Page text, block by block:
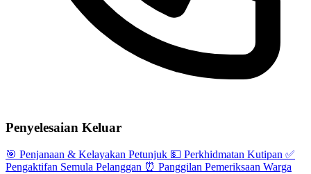
Penyelesaian Keluar
🎯 Penjanaan & Kelayakan Petunjuk 💵 Perkhidmatan Kutipan ✅
Pengaktifan Semula Pelanggan ⏰ Panggilan Pemeriksaan Warga